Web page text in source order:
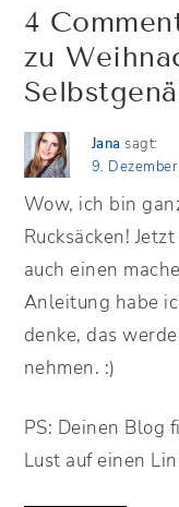
4
zu
Jana sagt:
9.
Wow, ich bin
Rucksäcken!
auch einen
Anleitung habe
denke, das
nehmen. :)
PS: Deinen Blog
Lust auf einen